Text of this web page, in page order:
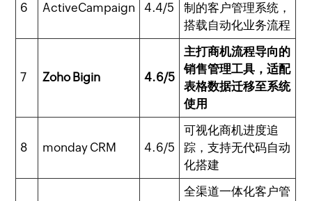
6 ActiveCampaign 4.4/5
制的客户管理系统，
搭载自动化业务流程
7 Zoho Bigin 4.6/5
主打商机流程导向的
销售管理工具，适配
表格数据迁移至系统
使用
8 monday CRM 4.6/5
可视化商机进度追
踪，支持无代码自动
化搭建
全渠道一体化客户管